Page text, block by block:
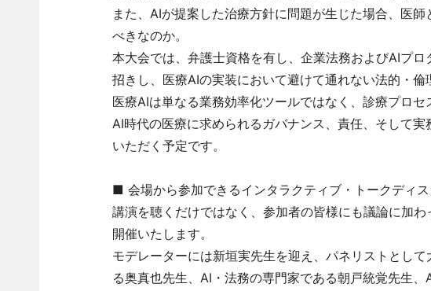
また、AIが提案した治療方針に問題が生じた場合、医
べきなのか。
本大会では、弁護士資格を有し、企業法務およびAIプ
招きし、医療AIの実装において避けて通れない法的・倫
医療AIは単なる業務効率化ツールではなく、診療プロセ
AI時代の医療に求められるガバナンス、責任、そして
いただく予定です。
■ 会場から参加できるインタラクティブ・トークディ
講演を聴くだけではなく、参加者の皆様にも議論に加
開催いたします。
モデレーターには新垣実先生を迎え、パネリストとし
る奥真也先生、AI・法務の専門家である朝戸統覚先生